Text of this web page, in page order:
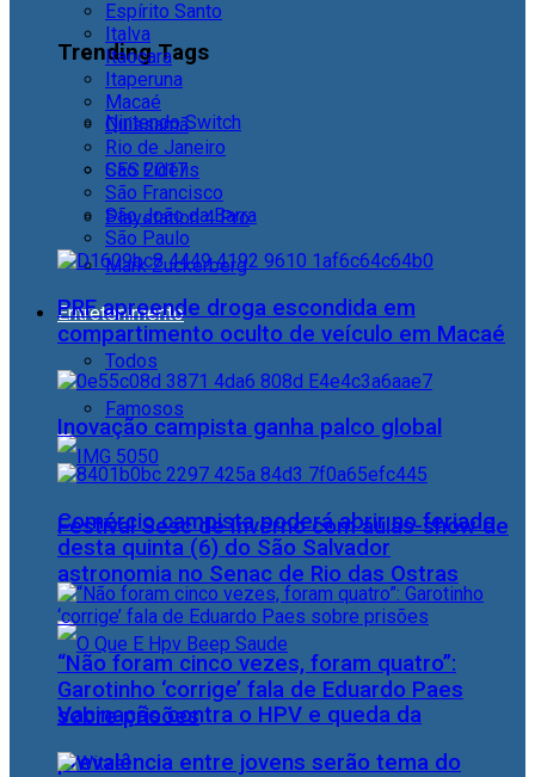
Trending Tags
Nintendo Switch
CES 2017
Playstation 4 Pro
Mark Zuckerberg
Entretenimento
Todos
Famosos
Festival Sesc de Inverno com aulas-show de
astronomia no Senac de Rio das Ostras
Vacinação contra o HPV e queda da
prevalência entre jovens serão tema do
Espírito Santo
Italva
Itaocara
Itaperuna
Macaé
Quissamã
Rio de Janeiro
São Fidélis
São Francisco
São João da Barra
São Paulo
PRF apreende droga escondida em
compartimento oculto de veículo em Macaé
Inovação campista ganha palco global
Comércio campista poderá abrir no feriado
desta quinta (6) do São Salvador
“Não foram cinco vezes, foram quatro”:
Garotinho ‘corrige’ fala de Eduardo Paes
sobre prisões